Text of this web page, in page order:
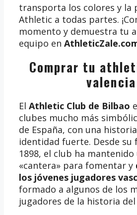
transporta los colores y la
Athletic a todas partes.
momento y demuestra tu
equipo en
Comprar tu
valencia
El Athletic Club de Bilbao
clubes mucho más
de España, con una
identidad fuerte. Desde su
1898, el club ha
«cantera» para fomentar y
los jóvenes jugadores
formado a algunos de los
jugadores de la historia